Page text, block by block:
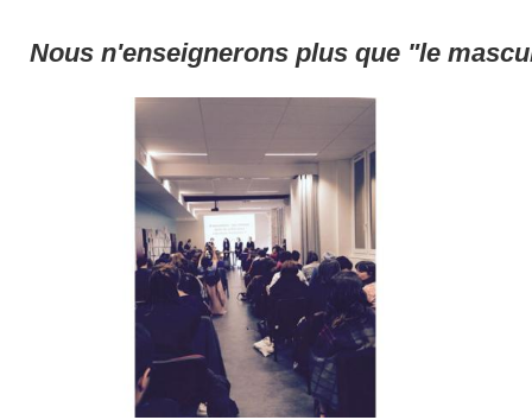
Nous n'enseignerons plus que "le